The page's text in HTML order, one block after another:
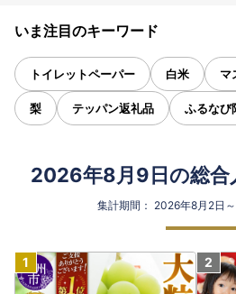
いま注目のキーワード
トイレットペーパー 白米 マ
梨 テッパン返礼品 ふるなび
2026年8月9日の総合
集計期間： 2026年8月2日